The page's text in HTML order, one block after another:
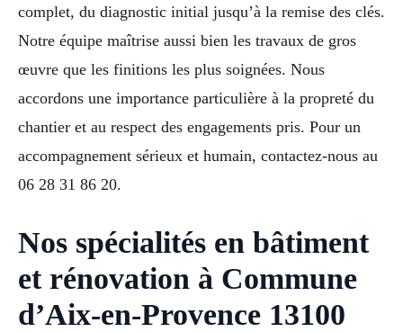
complet, du diagnostic initial jusqu’à la remise des clés.
Notre équipe maîtrise aussi bien les travaux de gros
œuvre que les finitions les plus soignées. Nous
accordons une importance particulière à la propreté du
chantier et au respect des engagements pris. Pour un
accompagnement sérieux et humain, contactez-nous au
06 28 31 86 20.
Nos spécialités en bâtiment
et rénovation à Commune
d’Aix-en-Provence 13100